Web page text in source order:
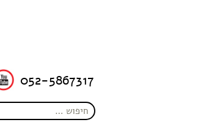
052-5867317